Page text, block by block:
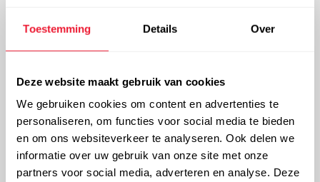
Toestemming Details Over
Deze website maakt gebruik van cookies
We gebruiken cookies om content en advertenties te
personaliseren, om functies voor social media te bieden
en om ons websiteverkeer te analyseren. Ook delen we
informatie over uw gebruik van onze site met onze
partners voor social media, adverteren en analyse. Deze
staan u altijd bij met raad en daad.
Zoek een verdeler in uw buurt